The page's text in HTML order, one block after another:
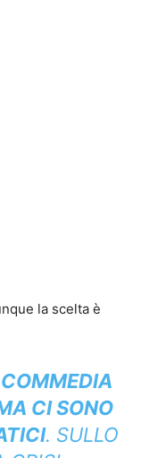
la scelta è
CI SONO
. SULLO